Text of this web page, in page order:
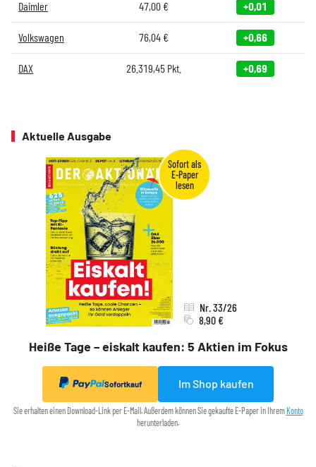
Daimler 47,00 € +0,01
Volkswagen 76,04 € +0,66
DAX 26.319,45 Pkt. +0,69
Aktuelle Ausgabe
Heiße Tage – eiskalt kaufen: 5 Aktien im Fokus
Nr. 33/26
8,90 €
Sofortkauf Im Shop kaufen
Sie erhalten einen Download-Link per E-Mail. Außerdem können Sie gekaufte E-Paper in IhremKonto
herunterladen.